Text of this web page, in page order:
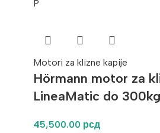
Motori za klizne kapije
Hörmann motor za
LineaMatic do 300kg
45,500.00 рсд